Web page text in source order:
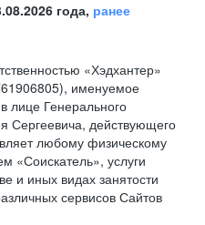
года, ранее
«Хэдхантер»
именуемое
лице Генерального
Сергеевича, действующего
любому физическому
«Соискатель», услуги
и иных видах занятости
сервисов Сайтов